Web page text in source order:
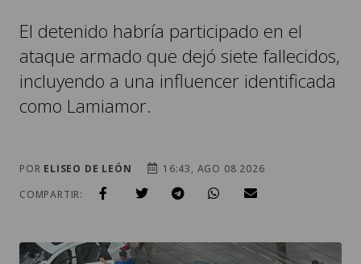
El detenido habría participado en el
ataque armado que dejó siete fallecidos,
incluyendo a una influencer identificada
como Lamiamor.
POR ELISEO DE LEÓN
16:43, AGO 08 2026
COMPARTIR: